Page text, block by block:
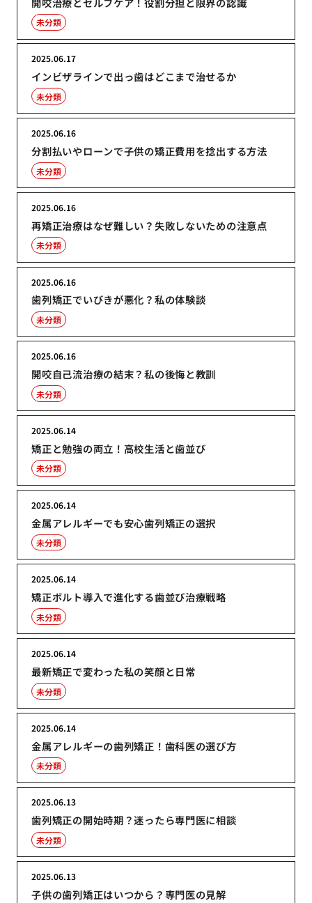
未分類
インビザラインで出っ歯はどこまで治せるか
2025.06.17
未分類
分割払いやローンで子供の矯正費用を捻出する方法
2025.06.16
未分類
再矯正治療はなぜ難しい？失敗しないための注意点
2025.06.16
未分類
歯列矯正でいびきが悪化？私の体験談
2025.06.16
未分類
開咬自己流治療の結末？私の後悔と教訓
2025.06.16
未分類
矯正と勉強の両立！高校生活と歯並び
2025.06.14
未分類
金属アレルギーでも安心歯列矯正の選択
2025.06.14
未分類
矯正ボルト導入で進化する歯並び治療戦略
2025.06.14
未分類
最新矯正で変わった私の笑顔と日常
2025.06.14
未分類
金属アレルギーの歯列矯正！歯科医の選び方
2025.06.14
未分類
歯列矯正の開始時期？迷ったら専門医に相談
2025.06.13
未分類
子供の歯列矯正はいつから？専門医の見解
2025.06.13